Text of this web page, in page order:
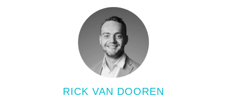
RICK VAN DOOREN